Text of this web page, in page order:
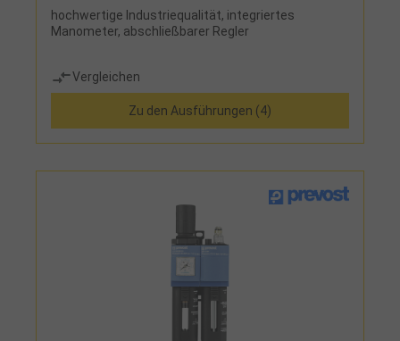
hochwertige Industriequalität, integriertes
Manometer, abschließbarer Regler
Vergleichen
Zu den Ausführungen (4)